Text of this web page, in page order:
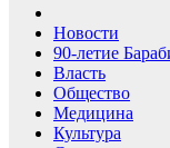
Новости
90-летие
Власть
Общество
Медицина
Культура